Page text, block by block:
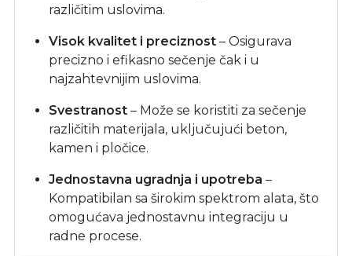
različitim uslovima.
Visok kvalitet i preciznost – Osigurava
precizno i efikasno sečenje čak i u
najzahtevnijim uslovima.
Svestranost – Može se koristiti za sečenje
različitih materijala, uključujući beton,
kamen i pločice.
Jednostavna ugradnja i upotreba –
Kompatibilan sa širokim spektrom alata, što
omogućava jednostavnu integraciju u
radne procese.